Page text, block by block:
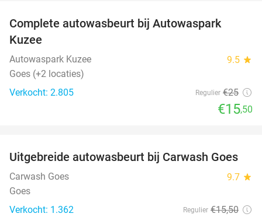
Complete autowasbeurt bij Autowaspark
Kuzee
Autowaspark Kuzee 9.5 star
Goes (+2 locaties)
Verkocht: 2.805
Regulier €25
€15,50
36%
Uitgebreide autowasbeurt bij Carwash Goes
Carwash Goes 9.7 star
Goes
Verkocht: 1.362
Regulier €15,50